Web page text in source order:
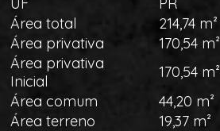
Área total
214,74 m²
Área privativa
170,54 m²
Área privativa
Inicial
170,54 m²
Área comum
44,20 m²
Área terreno
19,37 m²